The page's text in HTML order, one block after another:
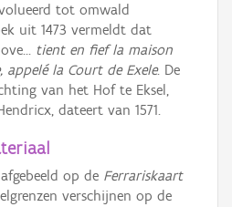
tot omwald
uit 1473 vermeldt dat
tient en fief la maison
appelé la Court de Exele. De
van het Hof te Eksel,
dateert van 1571.
op de Ferrariskaart
verschijnen op de